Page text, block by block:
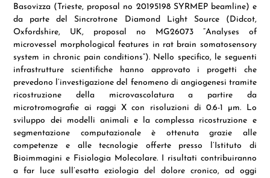
Basovizza (Trieste, proposal no 20195198 SYRMEP beamline) e
da parte del Sincrotrone Diamond Light Source (Didcot,
Oxfordshire, UK, proposal no MG26073 “Analyses of
microvessel morphological features in rat brain somatosensory
system in chronic pain conditions”). Nello specifico, le seguenti
infrastrutture scientifiche hanno approvato i progetti che
prevedono l’investigazione del fenomeno di angiogenesi tramite
ricostruzione della microvascolatura a partire da
microtromografie ai raggi X con risoluzioni di 0.6-1 µm. Lo
sviluppo dei modelli animali e la complessa ricostruzione e
segmentazione computazionale è ottenuta grazie alle
competenze e alle tecnologie offerte presso l’Istituto di
Bioimmagini e Fisiologia Molecolare. I risultati contribuiranno
a far luce sull’esatta eziologia del dolore cronico, ad oggi